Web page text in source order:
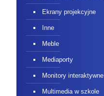
Ekrany projekcyjne
Inne
Meble
Mediaporty
Monitory interaktywne
Multimedia w szkole